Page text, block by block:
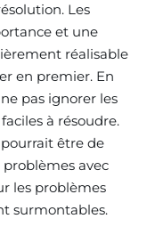
Les
et une
réalisable
en premier. En
pas ignorer les
à résoudre.
pourrait être de
problèmes avec
les problèmes
surmontables.